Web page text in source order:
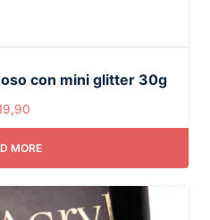
con mini glitter 30g
MORE